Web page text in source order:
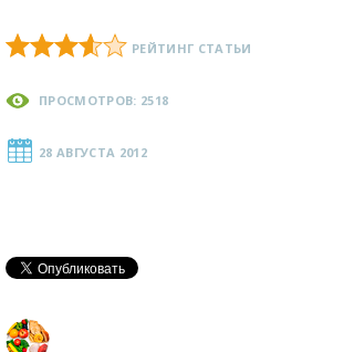
РЕЙТИНГ СТАТЬИ
ПРОСМОТРОВ: 2518
28 АВГУСТА 2012